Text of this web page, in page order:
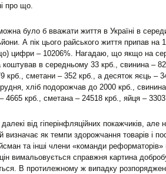
про що.
було б вважати життя в Україні в
А пік цього райського життя припав на
цифри – 10206%. Нагадаю, що якщо на
коштував в середньому 33 крб., свинина –
крб., сметани – 352 крб., а десяток яєць –
хліб подорожчав до 2000 крб.,
4665 крб., сметана – 24518 крб., яйця –
від гіперінфляційних покажчиків, але
як темпи здорожчання товарів і
та інші члени «команди
вимальовується справжня картина
В протилежному ж випадку